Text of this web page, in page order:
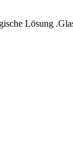
Lösung